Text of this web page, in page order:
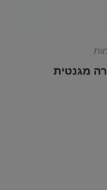
מגנטית